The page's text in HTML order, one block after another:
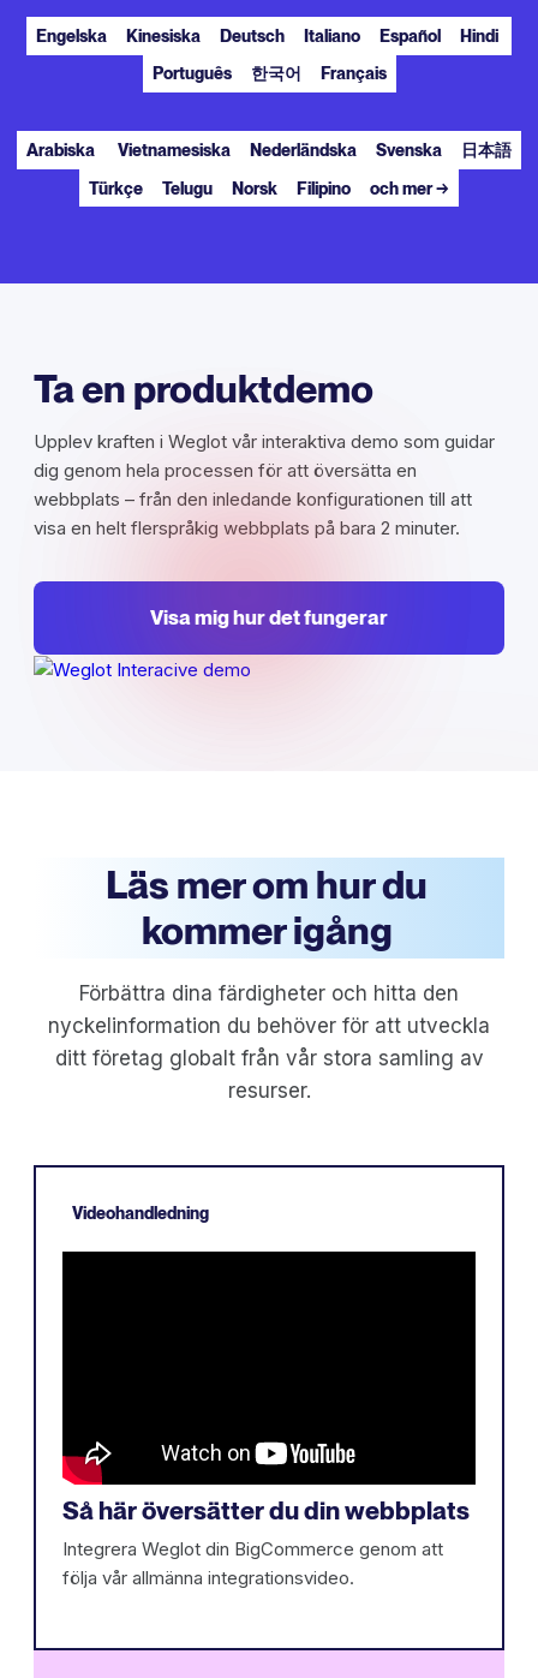
Engelska Kinesiska Deutsch Italiano Español
Hindi
Português
한국어 Français
Arabiska Vietnamesiska Nederländska Svenska
日本語
Türkçe
Telugu Norsk Filipino och mer →
Ta en produktdemo
Upplev kraften i Weglot vår interaktiva demo som guidar
dig genom hela processen för att översätta en
webbplats – från den inledande konfigurationen till att
visa en helt flerspråkig webbplats på bara 2 minuter.
Visa mig hur det fungerar
Läs mer om hur du
kommer igång
Förbättra dina färdigheter och hitta den
nyckelinformation du behöver för att utveckla
ditt företag globalt från vår stora samling av
resurser.
Videohandledning
Så här översätter du din webbplats
Integrera Weglot din BigCommerce genom att
följa vår allmänna integrationsvideo.